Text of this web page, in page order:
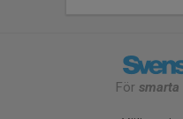
För smarta